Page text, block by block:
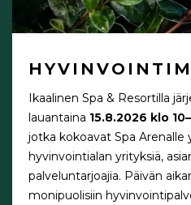
Ikaalinen Spa & Resortilla
lauantaina 15.8.2026 klo
jotka kokoavat Spa Arenalle
hyvinvointialan yrityksiä,
palveluntarjoajia. Päivän
monipuolisiin